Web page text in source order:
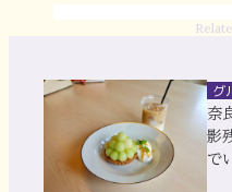
グ
奈
影
で